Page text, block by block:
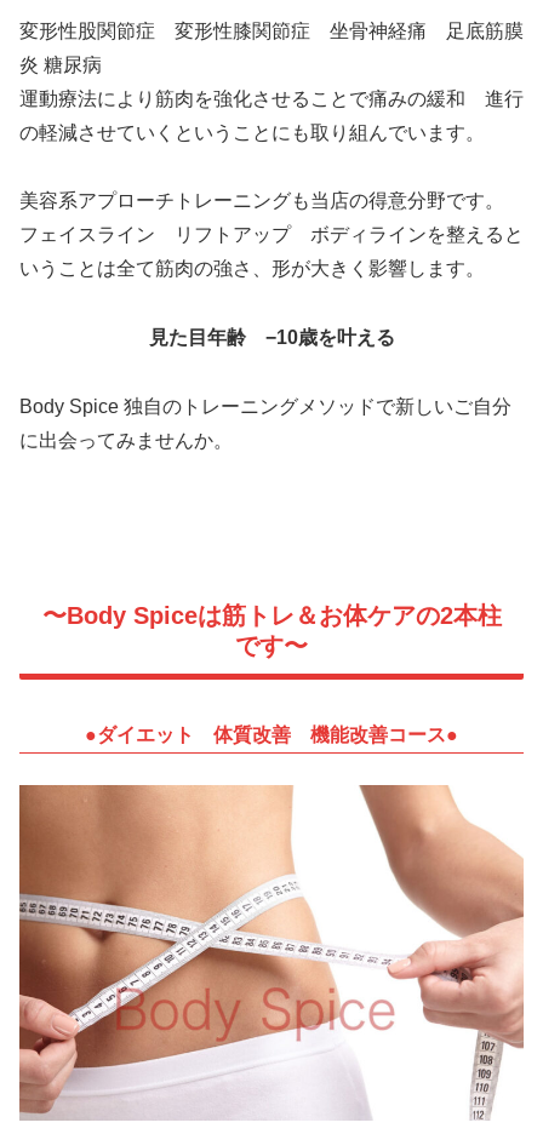
変形性股関節症 変形性膝関節症 坐骨神経痛 足底筋膜
炎 糖尿病
運動療法により筋肉を強化させることで痛みの緩和 進行
の軽減させていくということにも取り組んでいます。
美容系アプローチトレーニングも当店の得意分野です。
フェイスライン リフトアップ ボディラインを整えると
いうことは全て筋肉の強さ、形が大きく影響します。
見た目年齢 −10歳を叶える
Body Spice 独自のトレーニングメソッドで新しいご自分
に出会ってみませんか。
〜Body Spiceは筋トレ＆お体ケアの2本柱
です〜
●ダイエット 体質改善 機能改善コース●